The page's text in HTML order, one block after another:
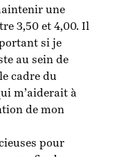
une
3,50 et 4,00. Il
si je
au sein de
cadre du
m’aiderait à
de mon
pour